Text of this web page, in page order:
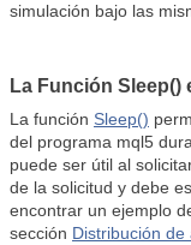
simulación bajo las
La Función Sleep()
La función Sleep()
del programa mql5
puede ser útil al
de la solicitud y debe
encontrar un ejemplo
sección Distribución